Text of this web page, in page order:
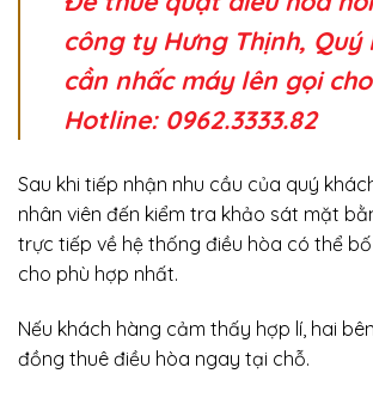
công ty Hưng Thịnh, Quý
cần nhấc máy lên gọi
Hotline: 0962.3333.82
Sau khi tiếp nhận nhu cầu của quý
nhân viên đến kiểm tra khảo sát mặt
trực tiếp về hệ thống điều hòa có thể
cho phù hợp nhất.
Nếu khách hàng cảm thấy hợp lí, hai
đồng thuê điều hòa ngay tại chỗ.